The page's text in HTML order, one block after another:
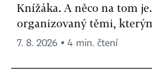
Knížáka. A něco na tom
organizovaný těmi,
7. 8. 2026 ▪ 4 min. čtení